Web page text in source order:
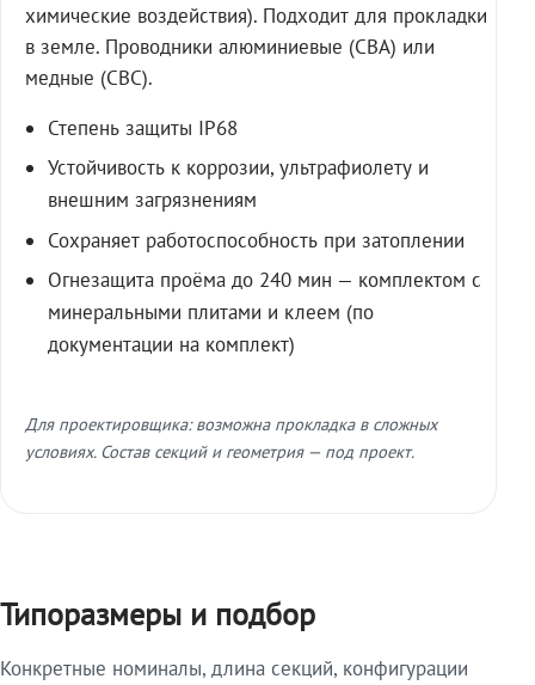
химические воздействия). Подходит для прокладки
в земле. Проводники алюминиевые (СВА) или
медные (СВС).
Степень защиты IP68
Устойчивость к коррозии, ультрафиолету и
внешним загрязнениям
Сохраняет работоспособность при затоплении
Огнезащита проёма до 240 мин — комплектом с
минеральными плитами и клеем (по
документации на комплект)
Для проектировщика: возможна прокладка в сложных
условиях. Состав секций и геометрия — под проект.
Типоразмеры и подбор
Конкретные номиналы, длина секций, конфигурации